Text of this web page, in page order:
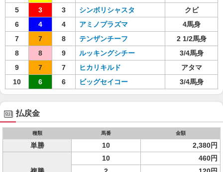
5
3 3 シンボリシャスタ
クビ
6
4 4 アミノプラズマ
4馬身
7
7 8 テンザンチーフ
2 1/2馬身
8
8 9 ルッキングシチー
3/4馬身
9
7 7 ヒカリキルド
アタマ
10
6 6 ビッグセイコー 3/4馬身
払戻金
種類 馬番 金額
単勝 10 2,380円
10
460円